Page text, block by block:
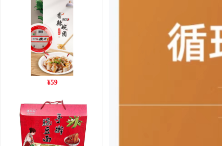
霜电冰箱BCD-
420WP9CJC银灰色
柳林沟门前碗团
¥59